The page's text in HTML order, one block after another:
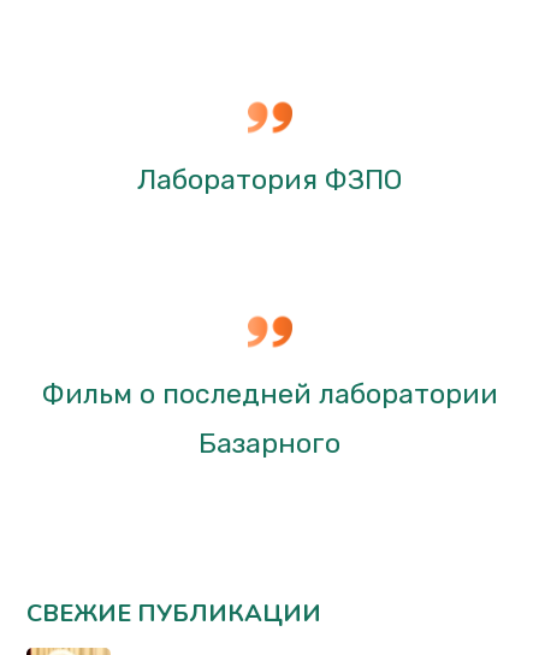
Лаборатория ФЗПО
Фильм о последней лаборатории
Базарного
СВЕЖИЕ ПУБЛИКАЦИИ